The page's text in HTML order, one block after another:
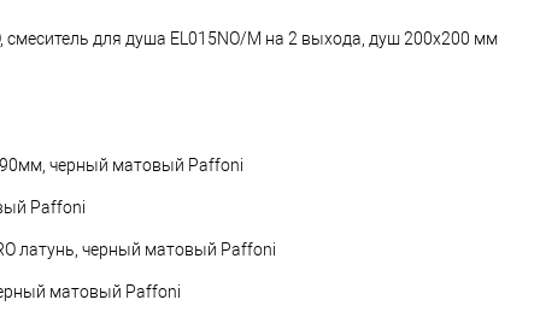
смеситель для душа EL015NO/M на 2 выхода, душ 200x200 мм
черный матовый Paffoni
Paffoni
латунь, черный матовый Paffoni
матовый Paffoni